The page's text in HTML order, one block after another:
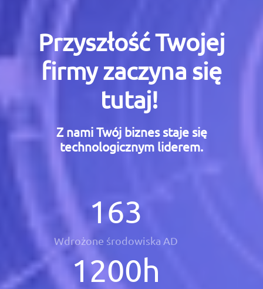
Przyszłość Twojej
firmy zaczyna się
tutaj!
Z nami Twój biznes staje się
technologicznym liderem.
163
Wdrożone środowiska AD
1200h